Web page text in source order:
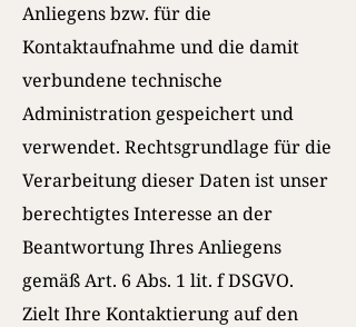
Anliegens bzw. für die
Kontaktaufnahme und die damit
verbundene technische
Administration gespeichert und
verwendet. Rechtsgrundlage für die
Verarbeitung dieser Daten ist unser
berechtigtes Interesse an der
Beantwortung Ihres Anliegens
gemäß Art. 6 Abs. 1 lit. f DSGVO.
Zielt Ihre Kontaktierung auf den